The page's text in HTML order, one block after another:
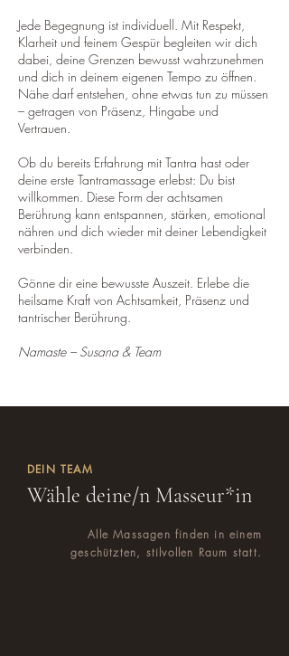
​Jede Begegnung ist individuell. Mit Respekt,
Klarheit und feinem Gespür begleiten wir dich
dabei, deine Grenzen bewusst wahrzunehmen
und dich in deinem eigenen Tempo zu öffnen.
Nähe darf entstehen, ohne etwas tun zu müssen
– getragen von Präsenz, Hingabe und
Vertrauen.
​Ob du bereits Erfahrung mit Tantra hast oder
deine erste Tantramassage erlebst: Du bist
willkommen. Diese Form der achtsamen
Berührung kann entspannen, stärken, emotional
nähren und dich wieder mit deiner Lebendigkeit
verbinden.
​Gönne dir eine bewusste Auszeit. Erlebe die
heilsame Kraft von Achtsamkeit, Präsenz und
tantrischer Berührung.
Namaste – Susana & Team
DEIN TEAM
Wähle deine/n Masseur*in
Alle Massagen finden in einem
geschützten, stilvollen Raum statt.